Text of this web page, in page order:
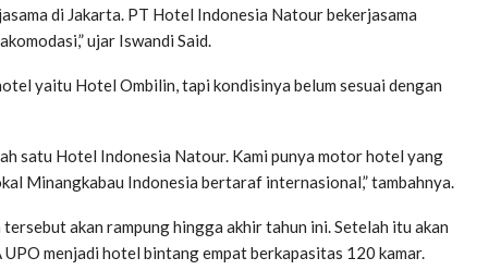
di Jakarta. PT Hotel Indonesia Natour bekerjasama
ujar Iswandi Said.
yaitu Hotel Ombilin, tapi kondisinya belum sesuai dengan
satu Hotel Indonesia Natour. Kami punya motor hotel yang
Minangkabau Indonesia bertaraf internasional,” tambahnya.
akan rampung hingga akhir tahun ini. Setelah itu akan
menjadi hotel bintang empat berkapasitas 120 kamar.